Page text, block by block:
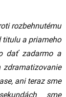
rozbehnutému
titulu a priameho
dať zadarmo a
ani teraz sme
sme